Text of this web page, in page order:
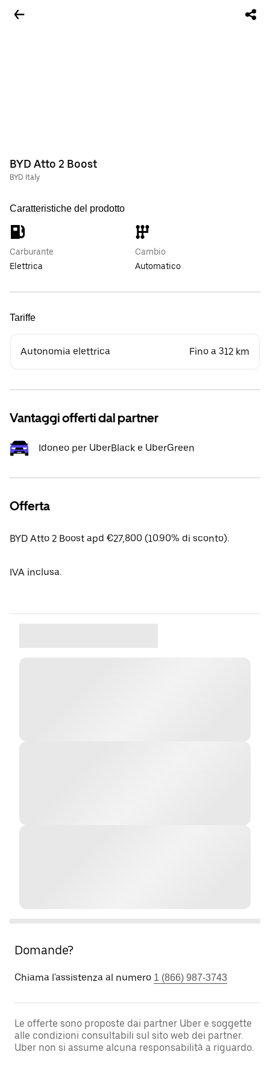
BYD Atto 2 Boost
BYD Italy
Caratteristiche del prodotto
Carburante
Elettrica
Cambio
Automatico
Tariffe
Autonomia elettrica Fino a 312 km
Vantaggi offerti dal partner
Idoneo per UberBlack e UberGreen
Offerta
BYD Atto 2 Boost apd €27,800 (10.90% di sconto).
IVA inclusa.
Domande?
Chiama l'assistenza al numero 1 (866) 987-3743
Le offerte sono proposte dai partner Uber e soggette
alle condizioni consultabili sul sito web dei partner.
Uber non si assume alcuna responsabilità a riguardo.